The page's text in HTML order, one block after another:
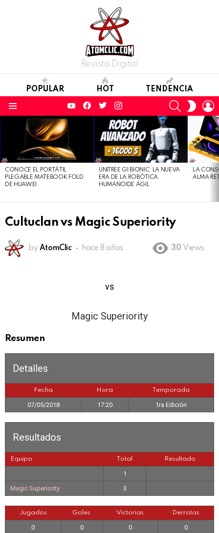
Revista Digital
POPULAR HOT TENDENCIA
YouTubeFacebook
TwitterInstagram SEARCH
SKIN
STORIES
CONOCE EL PORTÁTIL
PLEGABLE MATEBOOK FOLD
DE HUAWEI
UNITREE G1 BIONIC: LA NUEVA
ERA DE LA ROBÓTICA
HUMANOIDE ÁGIL
LA
ALMA
Cultuclan vs Magic Superiority
by AtomClic hace 8 años 30 Views
vs
Magic Superiority
Resumen
Detalles
Fecha Hora Temporada
07/05/2018 17:20 1ra Edición
Resultados
Equipo Total Resultado
1
Magic Superiority
3
Jugados Goles Victorias Derrotas
0 0 0 0